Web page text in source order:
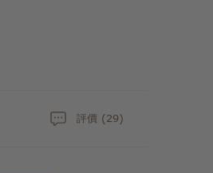
評價 (29)